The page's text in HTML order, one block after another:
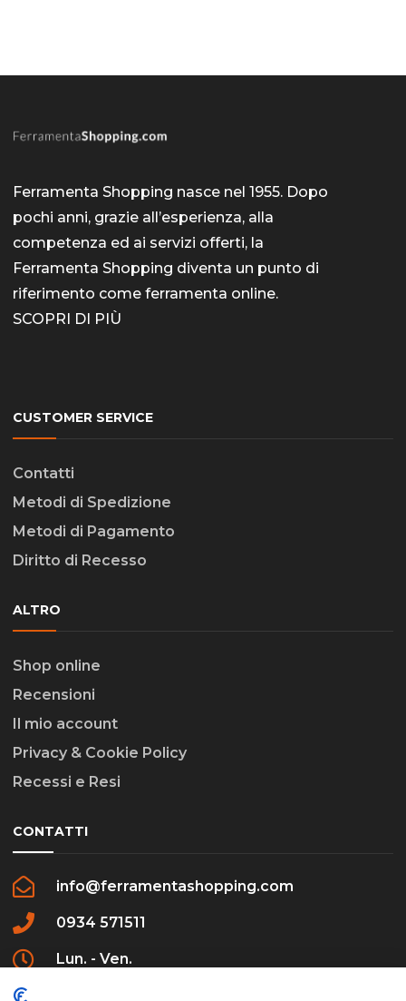
Ferramenta Shopping nasce nel 1955. Dopo
pochi anni, grazie all’esperienza, alla
competenza ed ai servizi offerti, la
Ferramenta Shopping diventa un punto di
riferimento come ferramenta online.
SCOPRI DI PIÙ
CUSTOMER SERVICE
Contatti
Metodi di Spedizione
Metodi di Pagamento
Diritto di Recesso
ALTRO
Shop online
Recensioni
Il mio account
Privacy & Cookie Policy
Recessi e Resi
CONTATTI
info@ferramentashopping.com
0934 571511
Lun. - Ven.